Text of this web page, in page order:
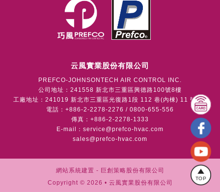
TOP
云風實業股份有限公司
PREFCO-JOHNSONTECH AIR CONTROL INC.
公司地址：241558 新北市三重區興德路100號8樓
工廠地址：241019 新北市三重區光復路1段 112 巷(內棟) 11 號1樓
電話：+886-2-2278-2276 / 0800-655-556
傳真：+886-2-2278-1333
E-mail： service@prefco-hvac.com
sales@prefco-hvac.com
網站系統建置 - 巨創策略股份有限公司
Copyright © 2026 • 云風實業股份有限公司